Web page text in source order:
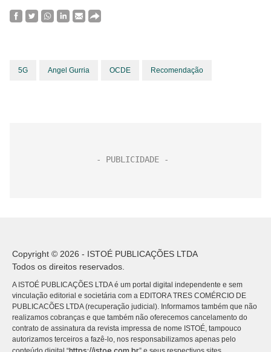
5G Angel Gurria OCDE Recomendação
Copyright © 2026 - ISTOÉ PUBLICAÇÕES LTDA
Todos os direitos reservados.
A ISTOÉ PUBLICAÇÕES LTDA é um portal digital independente e sem
vinculação editorial e societária com a EDITORA TRES COMÉRCIO DE
PUBLICACÕES LTDA (recuperação judicial). Informamos também que não
realizamos cobranças e que também não oferecemos cancelamento do
contrato de assinatura da revista impressa de nome ISTOÉ, tampouco
autorizamos terceiros a fazê-lo, nos responsabilizamos apenas pelo